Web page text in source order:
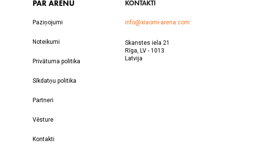
PAR ARĒNU
Paziņojumi
Noteikumi
Privātuma politika
Sīkdatņu politika
Partneri
Vēsture
Kontakti
KONTAKTI
info@xiaomi-arena.com
Skanstes iela 21
Rīga, LV - 1013
Latvija